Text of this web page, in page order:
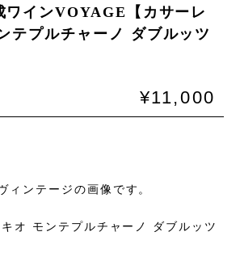
ワインVOYAGE【カサーレ
テプルチャーノ ダブルッツ
¥11,000
ィンテージの画像です。
キオ モンテプルチャーノ ダブルッツ